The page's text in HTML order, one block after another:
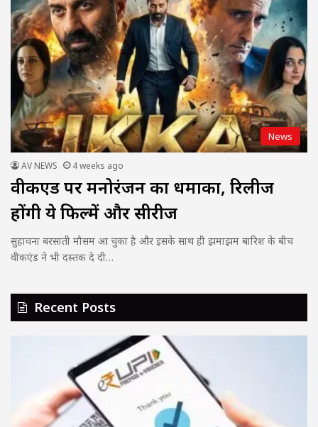
News
AV NEWS 4 weeks ago
वीकएंड पर मनोरंजन का धमाका, रिलीज
होंगी ये फिल्में और सीरीज
सुहावना बरसाती मौसम आ चुका है और इसके साथ ही झमाझम बारिश के बीच
वीकएंड ने भी दस्तक दे दी…
Recent Posts